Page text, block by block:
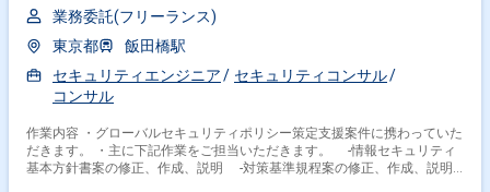
業務委託(フリーランス)
東京都
飯田橋駅
セキュリティエンジニア
セキュリティコンサル
コンサル
作業内容 ・グローバルセキュリティポリシー策定支援案件に携わっていた
だきます。 ・主に下記作業をご担当いただきます。 ‐情報セキュリティ
基本方針書案の修正、作成、説明 ‐対策基準規程案の修正、作成、説明